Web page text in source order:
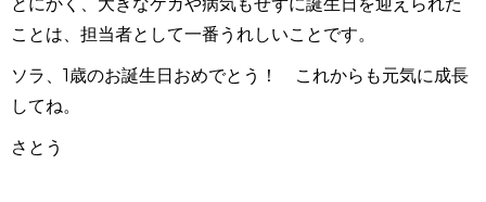
ことは、担当者として一番うれしいことです。
ソラ、1歳のお誕生日おめでとう！ これからも元気に成長
してね。
さとう